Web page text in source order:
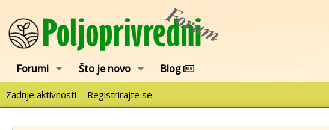
Forumi Što je novo Blog
Zadnje aktivnosti Registrirajte se